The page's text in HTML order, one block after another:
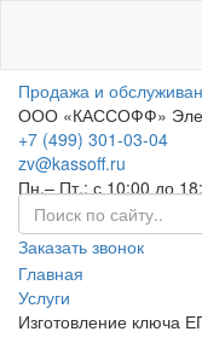
Продажа и
ООО «КАССОФФ»
+7 (499) 301-03-04
zv@kassoff.ru
Пн.– Пт.: с 10:00 до
Заказать звонок
Главная
Услуги
Изготовление ключа